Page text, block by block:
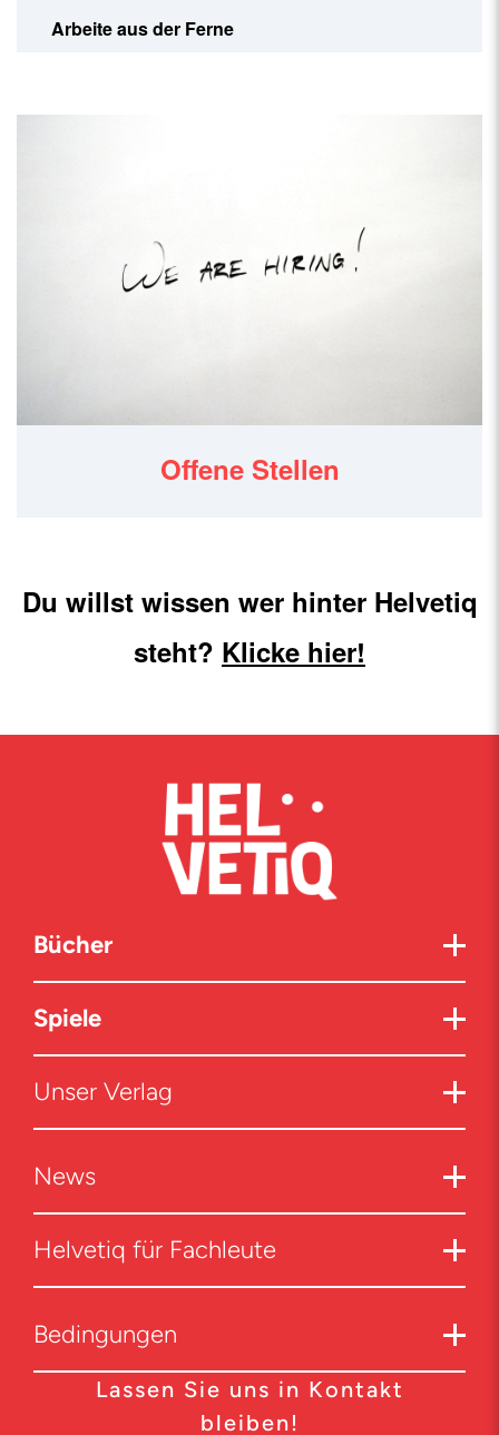
Arbeite aus der Ferne
Offene Stellen
Du willst wissen wer hinter Helvetiq
steht? Klicke hier!
Bücher
Spiele
Unser Verlag
News
Helvetiq für Fachleute
Bedingungen
Lassen Sie uns in Kontakt
bleiben!